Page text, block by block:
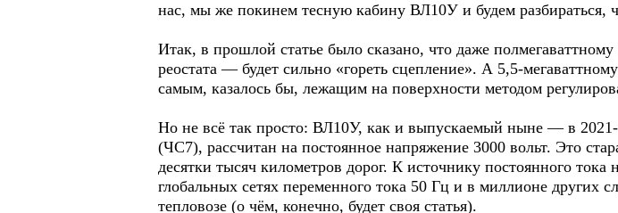
нас, мы же покинем тесную кабину ВЛ10У и будем разбираться,
Итак, в прошлой статье было сказано, что даже
реостата — будет сильно «гореть сцепление». А 5,5-
самым, казалось бы, лежащим на поверхности методом
Но не всё так просто: ВЛ10У, как и выпускаемый ныне — в
(ЧС7), рассчитан на постоянное напряжение 3000 вольт. Это
десятки тысяч километров дорог. К источнику постоянного
глобальных сетях переменного тока 50 Гц и в миллионе других
тепловозе (о чём, конечно, будет своя статья).